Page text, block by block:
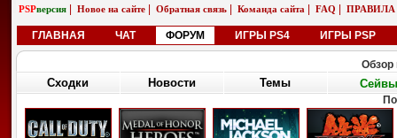
PSPверсия Новое на сайте Обратная связь Команда сайта FAQ ПРАВИЛА
ГЛАВНАЯ ЧАТ ФОРУМ ИГРЫ PS4 ИГРЫ PSP
Обзор
Сходки Новости Темы Сейвы